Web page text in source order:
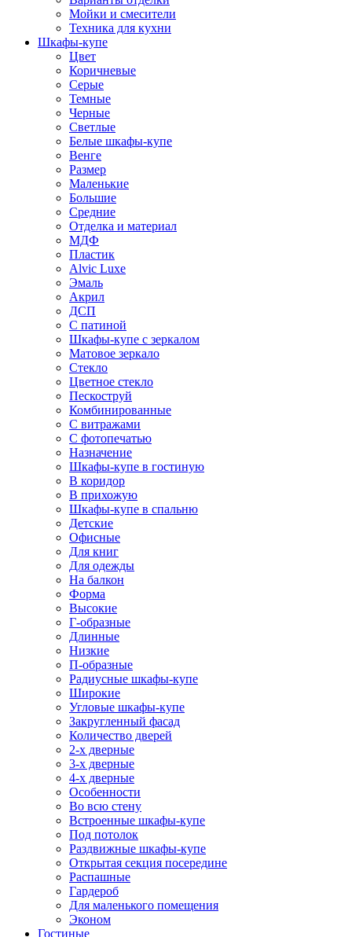
Мойки и смесители
Техника для кухни
Шкафы-купе
Цвет
Коричневые
Серые
Темные
Черные
Светлые
Белые шкафы-купе
Венге
Размер
Маленькие
Большие
Средние
Отделка и материал
МДФ
Пластик
Alvic Luxe
Эмаль
Акрил
ДСП
С патиной
Шкафы-купе с зеркалом
Матовое зеркало
Стекло
Цветное стекло
Пескоструй
Комбинированные
С витражами
С фотопечатью
Назначение
Шкафы-купе в гостиную
В коридор
В прихожую
Шкафы-купе в спальню
Детские
Офисные
Для книг
Для одежды
На балкон
Форма
Высокие
Г-образные
Длинные
Низкие
П-образные
Радиусные шкафы-купе
Широкие
Угловые шкафы-купе
Закругленный фасад
Количество дверей
2-х дверные
3-х дверные
4-х дверные
Особенности
Во всю стену
Встроенные шкафы-купе
Под потолок
Раздвижные шкафы-купе
Открытая секция посередине
Распашные
Гардероб
Для маленького помещения
Эконом
Гостиные